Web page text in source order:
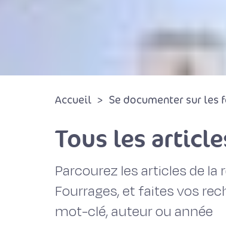
Accueil Se documenter sur les
Tous les
Parcourez les articles de la
Fourrages, et faites vos
mot-clé, auteur ou année